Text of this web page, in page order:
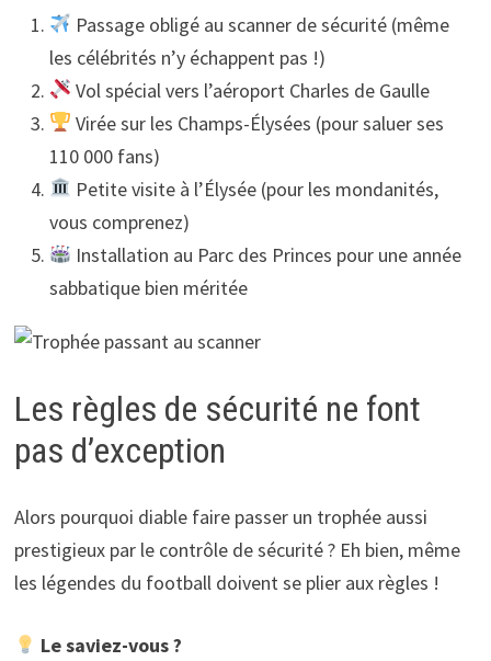
Passage obligé au scanner de sécurité (même
les célébrités n’y échappent pas !)
Vol spécial vers l’aéroport Charles de Gaulle
Virée sur les Champs-Élysées (pour saluer ses
110 000 fans)
Petite visite à l’Élysée (pour les mondanités,
vous comprenez)
Installation au Parc des Princes pour une année
sabbatique bien méritée
Les règles de sécurité ne font
pas d’exception
Alors pourquoi diable faire passer un trophée aussi
prestigieux par le contrôle de sécurité ? Eh bien, même
les légendes du football doivent se plier aux règles !
Le saviez-vous ?